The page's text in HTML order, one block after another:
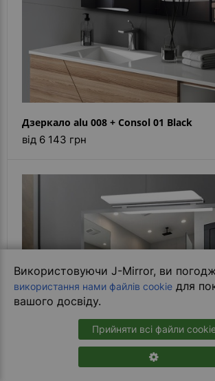
Використовуючи J-Mirror, ви
використання нами файлів cookie для
вашого досвіду.
Прийняти всі файли
Дзеркало alu 008 + Consol 01 Black
від 6 143 грн